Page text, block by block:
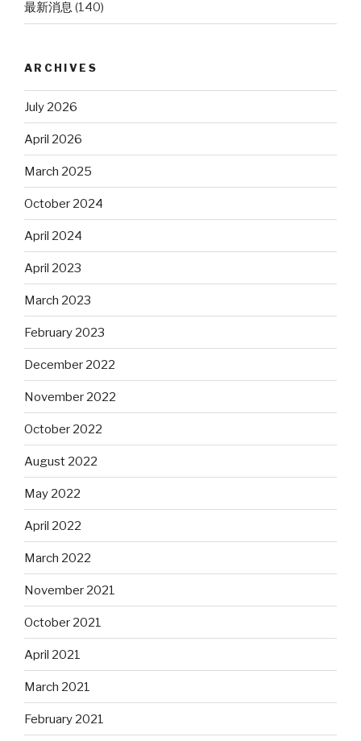
最新消息 (140)
ARCHIVES
July 2026
April 2026
March 2025
October 2024
April 2024
April 2023
March 2023
February 2023
December 2022
November 2022
October 2022
August 2022
May 2022
April 2022
March 2022
November 2021
October 2021
April 2021
March 2021
February 2021